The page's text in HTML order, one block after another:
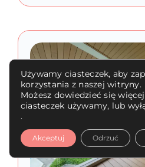
Używamy ciasteczek, aby
korzystania z naszej witryny.
Możesz dowiedzieć się
ciasteczek używamy, lub
.
Akceptuj Odrzuć